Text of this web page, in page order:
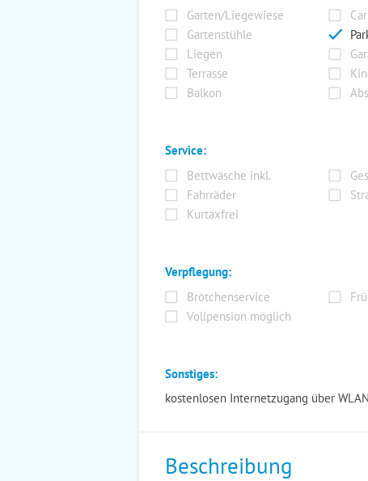
Garten/Liegewiese
Gartenstühle
Liegen
Terrasse
Balkon
Service:
Bettwäsche inkl.
Fahrräder
Kurtaxfrei
Verpflegung:
Brötchenservice
Vollpension möglich
Sonstiges:
kostenlosen Internetzugang über WLAN
Beschreibung